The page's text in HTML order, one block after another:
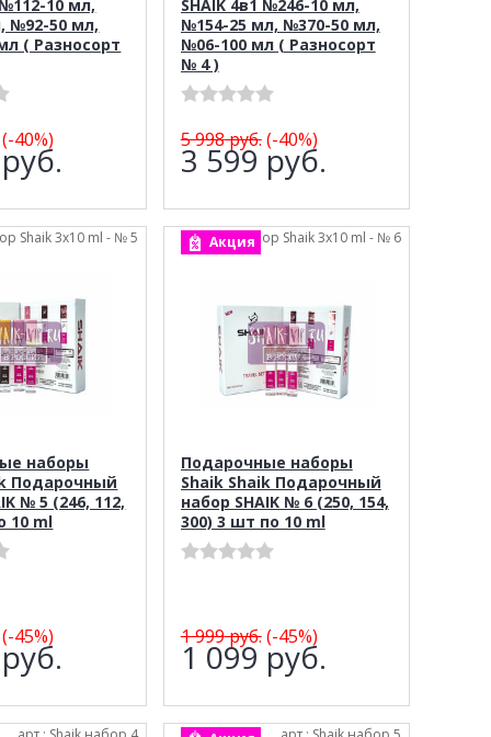
10 мл,
№92-50 мл,
( Разносорт
40%)
руб.
SHAIK 4в1 №246-10 мл,
№154-25 мл, №370-50 мл,
№06-100 мл ( Разносорт
№ 4 )
5 998руб.(-40%)
3 599руб.
Shaik 3х10 ml - № 5
наборы
Подарочный
№ 5 (246, 112,
10 ml
45%)
руб.
Акция
арт.: Набор Shaik 3х10 ml - № 6
Подарочные наборы
Shaik Shaik Подарочный
набор SHAIK № 6 (250, 154,
300) 3 шт по 10 ml
1 999руб.(-45%)
1 099руб.